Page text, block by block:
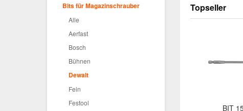
Bits für Magazinschrauber
Alle
Aerfast
Bosch
Bühnen
Dewalt
Fein
Festool
Topseller
BIT